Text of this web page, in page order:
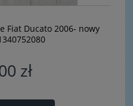
Fiat Ducato 2006- nowy
zł